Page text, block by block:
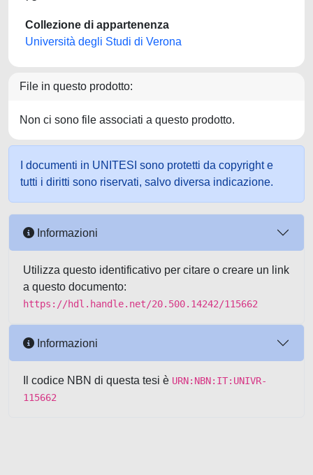
Collezione di appartenenza
Università degli Studi di Verona
File in questo prodotto:
Non ci sono file associati a questo prodotto.
I documenti in UNITESI sono protetti da copyright e
tutti i diritti sono riservati, salvo diversa indicazione.
Informazioni
Utilizza questo identificativo per citare o creare un link
a questo documento:
https://hdl.handle.net/20.500.14242/115662
Informazioni
Il codice NBN di questa tesi è URN:NBN:IT:UNIVR-
115662